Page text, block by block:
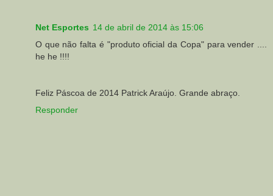
Net Esportes 14 de abril de 2014 às 15:06
O que não falta é "produto oficial da Copa" para vender ....
he he !!!!
Feliz Páscoa de 2014 Patrick Araújo. Grande abraço.
Responder